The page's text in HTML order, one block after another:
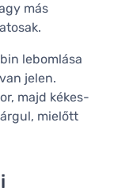
más
lebomlása
jelen.
majd kékes-
mielőtt